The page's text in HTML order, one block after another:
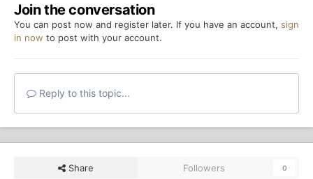
Join the conversation
You can post now and register later. If you have an account, sign
in now to post with your account.
Reply to this topic...
Share Followers 0